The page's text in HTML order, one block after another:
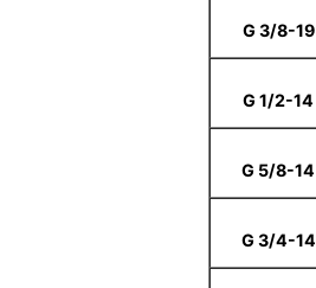
G 3/8-19
G 1/2-14
G 5/8-14
G 3/4-14